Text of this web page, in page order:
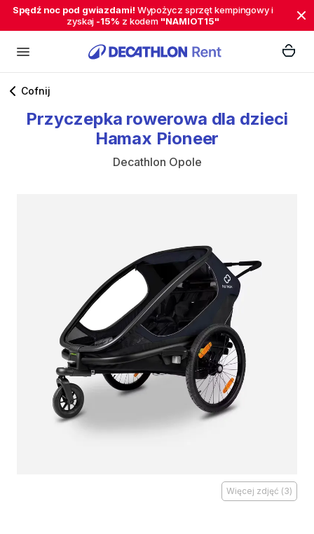
Spędź noc pod gwiazdami! Wypożycz sprzęt kempingowy i
zyskaj -15% z kodem "NAMIOT15"
Cofnij
Przyczepka rowerowa dla dzieci
Hamax Pioneer
Decathlon Opole
Więcej zdjęć (3)